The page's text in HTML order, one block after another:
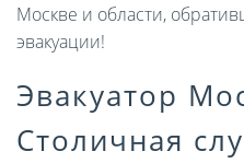
Москве и области,
эвакуации!
Эвакуатор
Столичная